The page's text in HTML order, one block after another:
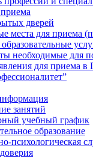
дверей
места для приема
необходимые для
для приема
занятий
учебный график
образование
психологическая